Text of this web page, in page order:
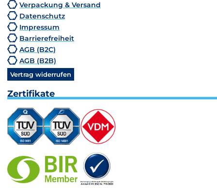
Verpackung & Versand
Datenschutz
Impressum
Barrierefreiheit
AGB (B2C)
AGB (B2B)
Vertrag widerrufen
Zertifikate